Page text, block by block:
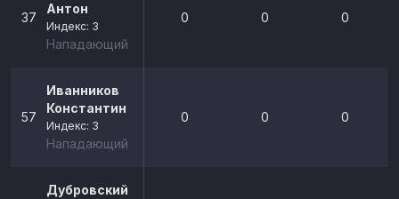
37
Антон
Индекс: 3
Нападающий
0 0 0
57
Иванников
Константин
Индекс: 3
Нападающий
0 0 0
Дубровский